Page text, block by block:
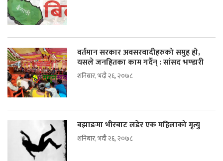
वर्तमान सरकार अवसरवादीहरुको समुह हो,
यसले जनहितका काम गर्दैन् : सांसद भण्डारी
शनिबार, भदौ २६, २०७८
बझाङमा भीरबाट लडेर एक महिलाको मृत्यु
शनिबार, भदौ २६, २०७८